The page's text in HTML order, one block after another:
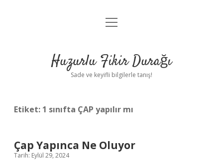
Anasayfa
Yasal Uyarı
menüyü
Huzurlu Fikir Durağı
Sade ve keyifli bilgilerle tanış!
Etiket: 1 sınıfta ÇAP yapılır mı
Çap Yapınca Ne Oluyor
Tarih: Eylül 29, 2024